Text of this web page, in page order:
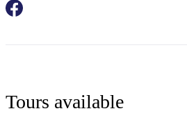
Tours available